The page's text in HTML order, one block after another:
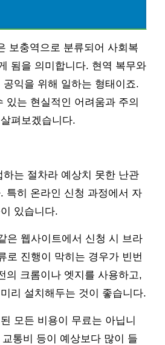
보충역으로 분류되어 사회복
됨을 의미합니다. 현역 복무와
공익을 위해 일하는 형태이죠.
있는 현실적인 어려움과 주의
펴보겠습니다.
는 절차라 예상치 못한 난관
특히 온라인 신청 과정에서 자
있습니다.
은 웹사이트에서 신청 시 브라
로 진행이 막히는 경우가 빈번
의 크롬이나 엣지를 사용하고,
리 설치해두는 것이 좋습니다.
모든 비용이 무료는 아닙니
통비 등이 예상보다 많이 들